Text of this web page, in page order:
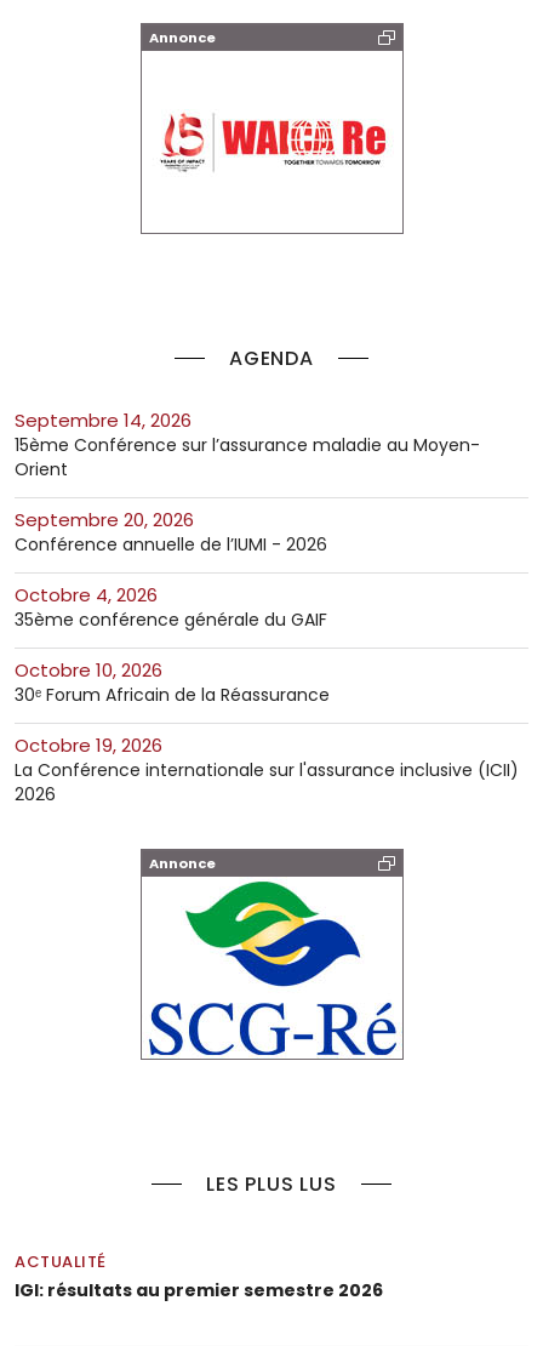
Annonce
AGENDA
septembre 14, 2026
15ème Conférence sur l’assurance maladie au Moyen-
Orient
septembre 20, 2026
Conférence annuelle de l’IUMI - 2026
octobre 4, 2026
35ème conférence générale du GAIF
octobre 10, 2026
30ᵉ Forum Africain de la Réassurance
octobre 19, 2026
La Conférence internationale sur l'assurance inclusive (ICII)
2026
Annonce
LES PLUS LUS
ACTUALITÉ
IGI: résultats au premier semestre 2026